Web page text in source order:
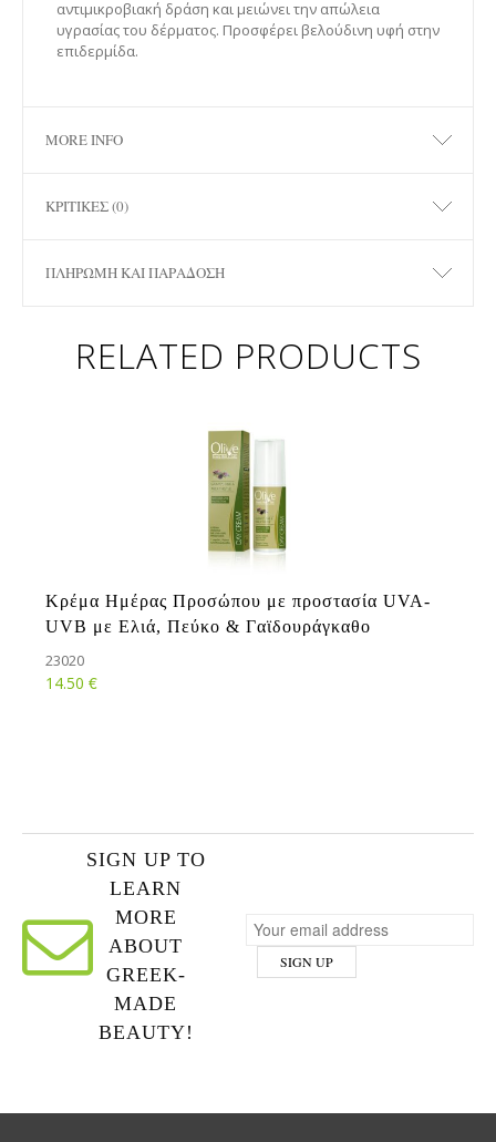
αντιμικροβιακή δράση και μειώνει την απώλεια
υγρασίας του δέρματος. Προσφέρει βελούδινη υφή στην
επιδερμίδα.
MORE INFO
ΚΡΙΤΙΚΈΣ (0)
ΠΛΗΡΩΜΉ ΚΑΙ ΠΑΡΆΔΟΣΗ
RELATED PRODUCTS
Κρέμα Ημέρας Προσώπου με προστασία UVA-
UVB με Ελιά, Πεύκο & Γαϊδουράγκαθο
23020
14.50 €
SIGN UP TO
LEARN
MORE
ABOUT
GREEK-
MADE
BEAUTY!